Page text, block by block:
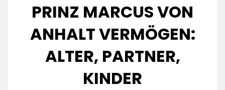
PRINZ MARCUS VON
ANHALT VERMÖGEN:
ALTER, PARTNER,
KINDER